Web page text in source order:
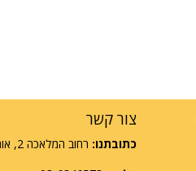
צור קשר
כתובתנו: רחוב המלאכה 2, אור יהודה